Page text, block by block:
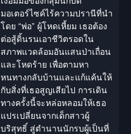
มอเตอร์ไซค์ไร้ความปรานีที่นำ
โดย “พ่อ” ผู้โหดเหี้ยม เธอต้อง
ต่อสู้ดิ้นรนเอาชีวิตรอดใน
สภาพแวดล้อมอันแสนป่าเถื่อน
และโหดร้าย เพื่อตามหา
หนทางกลับบ้านและแก้แค้นให้
กับสิ่งที่เธอสูญเสียไป การเดิน
ทางครั้งนี้จะหล่อหลอมให้เธอ
แปรเปลี่ยนจากเด็กสาวผู้
บริสุทธิ์ สู่ตำนานนักรบผู้เป็นที่